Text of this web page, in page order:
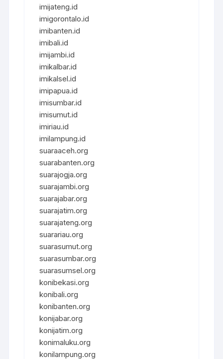
imijateng.id
imigorontalo.id
imibanten.id
imibali.id
imijambi.id
imikalbar.id
imikalsel.id
imipapua.id
imisumbar.id
imisumut.id
imiriau.id
imilampung.id
suaraaceh.org
suarabanten.org
suarajogja.org
suarajambi.org
suarajabar.org
suarajatim.org
suarajateng.org
suarariau.org
suarasumut.org
suarasumbar.org
suarasumsel.org
konibekasi.org
konibali.org
konibanten.org
konijabar.org
konijatim.org
konimaluku.org
konilampung.org